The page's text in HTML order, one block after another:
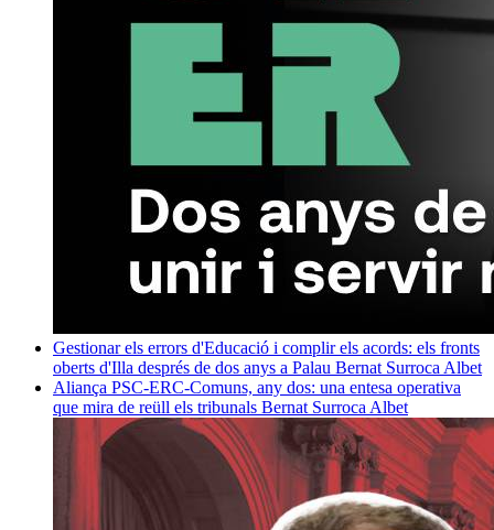
Gestionar els errors d'Educació i complir els acords: els fronts
oberts d'Illa després de dos anys a Palau Bernat Surroca Albet
Aliança PSC-ERC-Comuns, any dos: una entesa operativa
que mira de reüll els tribunals Bernat Surroca Albet